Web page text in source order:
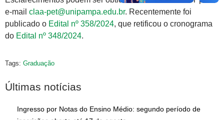
e-mail claa-pet@unipampa.edu.br. Recentemente foi
publicado o Edital nº 358/2024, que retificou o cronograma
do Edital nº 348/2024.
Tags: Graduação
Últimas notícias
Ingresso por Notas do Ensino Médio: segundo período de